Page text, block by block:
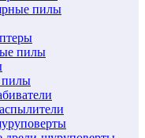
пилы
пилы
пилы